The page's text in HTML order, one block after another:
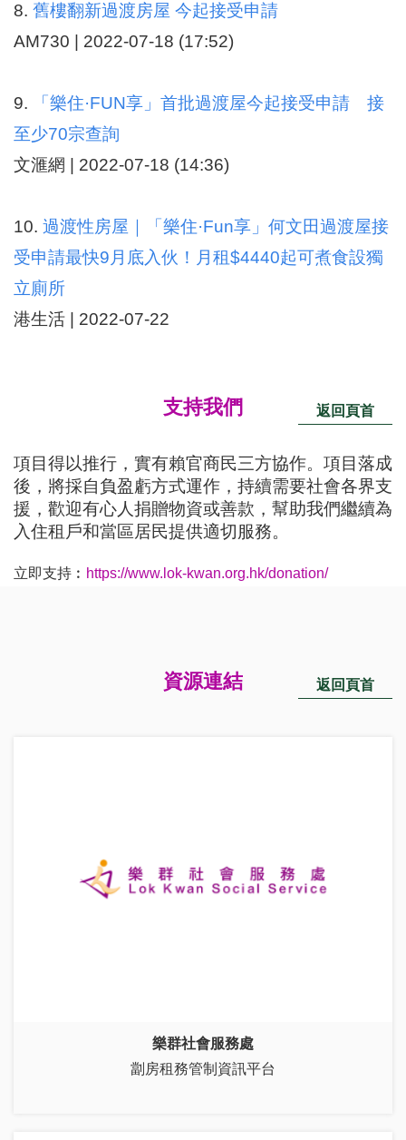
8. 舊樓翻新過渡房屋 今起接受申請
AM730 | 2022-07-18 (17:52)
9.
「樂住·FUN享」首批過渡屋今起接受申請 接
至少70宗查詢
文滙網 | 2022-07-18 (14:36)
10. 過渡性房屋｜「樂住·Fun享」何文田過渡屋接
受申請最快9月底入伙！月租$4440起可煮食設獨
立廁所
港生活 | 2022-07-22
​支持我們 返回頁首
項目得以推行，實有賴官商民三方協作。項目落成
後，將採自負盈虧方式運作，持續需要社會各界支
援，歡迎有心人捐贈物資或善款，幫助我們繼續為
入住租戶和當區居民提供適切服務。
立即支持︰ https://www.lok-kwan.org.hk/donation/
資源連結 返回頁首
樂群社會服務處
劏房租務管制資訊平台